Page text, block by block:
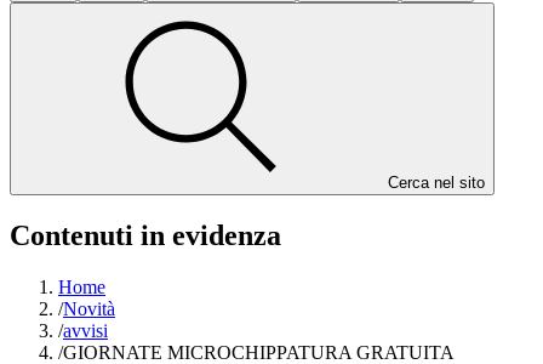
Cerca nel sito
Contenuti in evidenza
Home
/Novità
/avvisi
/GIORNATE MICROCHIPPATURA GRATUITA